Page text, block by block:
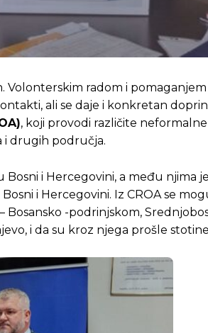
Volonterskim radom i
ali se daje i konkretan
, koji provodi različite neformalne
i drugih područja.
Bosni i Hercegovini, a među njima
i Hercegovini. Iz CROA se
-podrinjskom,
i da su kroz njega prošle